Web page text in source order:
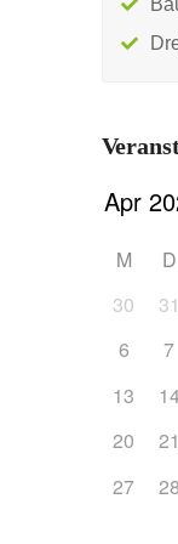
M D
30
31
6
7
13
20
21
27
28